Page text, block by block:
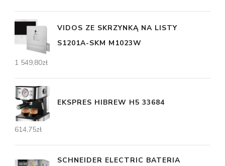
VIDOS ZE SKRZYNKĄ NA LISTY
S1201A-SKM M1023W
1 549,80zł
EKSPRES HIBREW H5 33684
614,75zł
SCHNEIDER ELECTRIC BATERIA